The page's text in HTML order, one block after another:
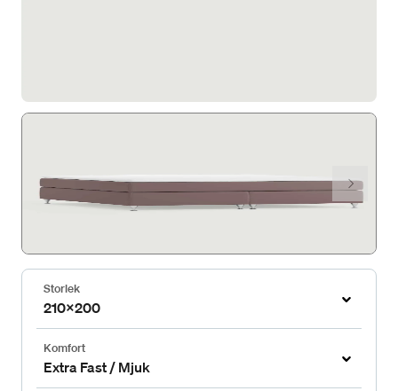
Storlek
210x200
Komfort
Extra Fast / Mjuk